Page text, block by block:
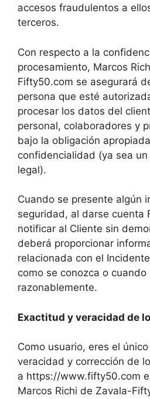
accesos fraudulentos a
terceros.
Con respecto a la
procesamiento, Marcos
Fifty50.com se asegurará
persona que esté
procesar los datos del
personal, colaboradores y
bajo la obligación
confidencialidad (ya sea
legal).
Cuando se presente algún
seguridad, al darse cuenta
notificar al Cliente sin
deberá proporcionar
relacionada con el
como se conozca o
razonablemente.
Exactitud y veracidad de
Como usuario, eres el
veracidad y corrección de
a https://www.fifty50.com
Marcos Richi de Zavala-